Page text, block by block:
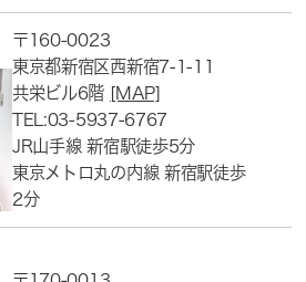
〒160-0023
東京都新宿区西新宿7-1-11
共栄ビル6階 [MAP]
TEL:03-5937-6767
JR山手線 新宿駅徒歩5分
東京メトロ丸の内線 新宿駅徒歩
2分